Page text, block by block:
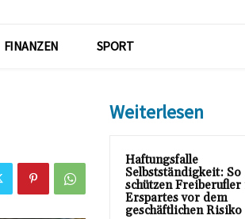
FINANZEN SPORT
Weiterlesen
Haftungsfalle
Selbstständigkeit: So
schützen
Erspartes vor dem
geschäftlichen Risiko